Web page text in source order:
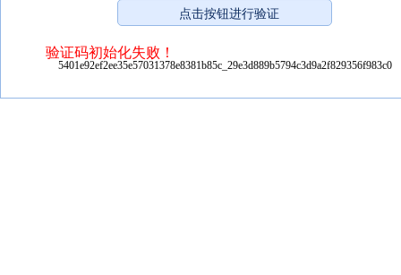
验证码初始化失败！
5401e92ef2ee35e57031378e8381b85c_29e3d889b5794c3d9a2f829356f983c0